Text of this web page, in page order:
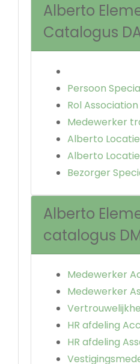
Alberto
Catalogus
Persoon
Rol Association
Medewerker
Alberto
Alberto
Bezorger
Alberto
catalogus
Medewerker
Medewerker
HR afdeling
HR afdeling